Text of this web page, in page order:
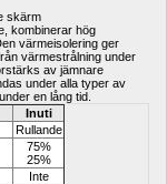
skärm
kombinerar hög
värmeisolering ger
värmestrålning under
av jämnare
under alla typer av
en lång tid.
Inuti
Rullande
75%
25%
Inte